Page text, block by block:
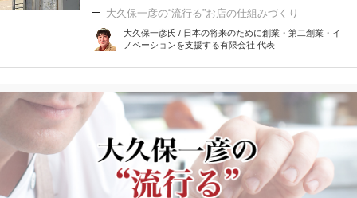
大久保一彦の“流行る”お店の仕組みづくり
大久保一彦氏 / 日本の将来のために創業・第二創業・イ
ノベーションを支援する有限会社 代表